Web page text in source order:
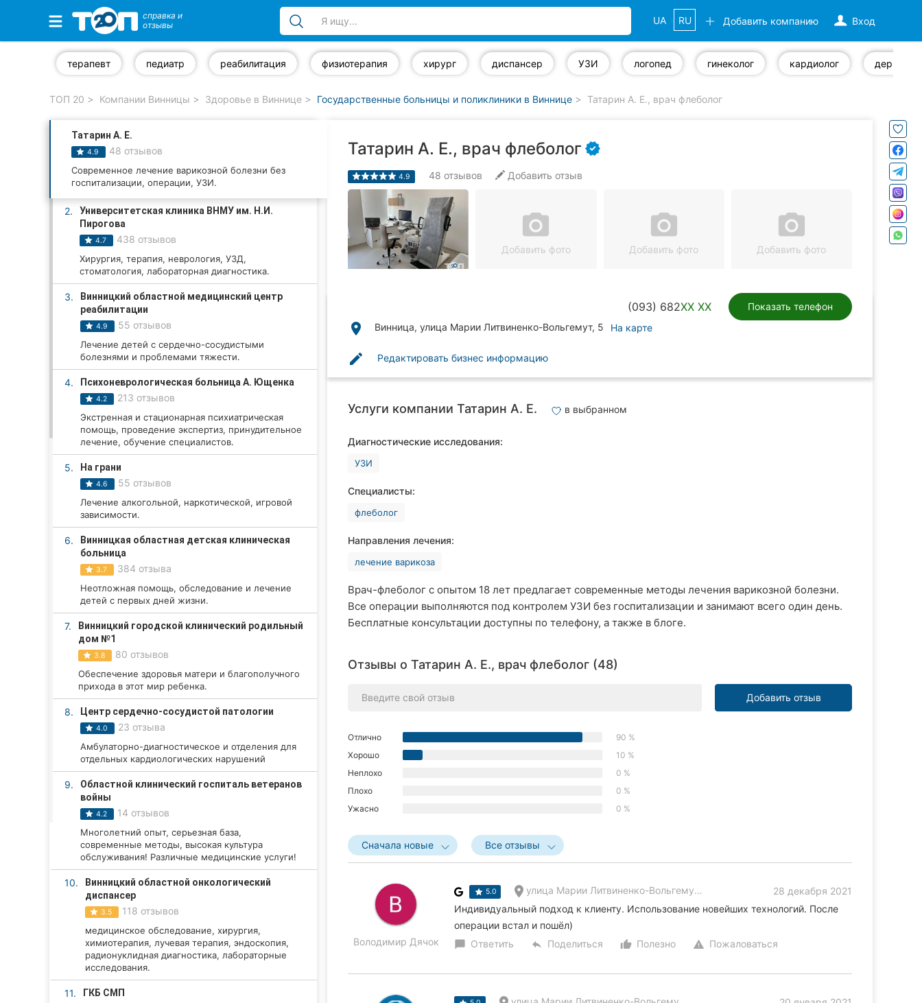
Избранные компании
Стоматологии
Ветеринарные клиники
Частные клиники
Автошколы
Все рубрики
Все города:
Винница
Тернополь
Хмельницкий
Одесса
Кропивницкий
Харьков
Запорожье
Черкассы
Ивано-Франковск
справка и
отзывы
Вход
Добавить компанию
UA RU
терапевт педиатр реабилитация физиотерапия хирург диспансер УЗИ логопед гинеколог кардиолог
ТОП 20 Компании Винницы Здоровье в Виннице Государственные больницы и поликлиники в Виннице Татарин А. Е., врач флеболог
Татарин А. Е.
4.9 48 отзывов
Современное лечение варикозной болезни без
госпитализации, операции, УЗИ.
2.
Университетская клиника ВНМУ им. Н.И.
Пирогова
4.7 438 отзывов
Хирургия, терапия, неврология, УЗД,
стоматология, лабораторная диагностика.
3.
Винницкий областной медицинский центр
реабилитации
4.9 55 отзывов
Лечение детей с сердечно-сосудистыми
болезнями и проблемами тяжести.
4. Психоневрологическая больница А. Ющенка
4.2 213 отзывов
Экстренная и стационарная психиатрическая
помощь, проведение экспертиз, принудительное
лечение, обучение специалистов.
5. На грани
4.6 55 отзывов
Лечение алкогольной, наркотической, игровой
зависимости.
6.
Винницкая областная детская клиническая
больница
3.7 384 отзыва
Неотложная помощь, обследование и лечение
детей с первых дней жизни.
7.
Винницкий городской клинический родильный
дом №1
3.8 80 отзывов
Обеспечение здоровья матери и благополучного
прихода в этот мир ребенка.
8. Центр сердечно-сосудистой патологии
4.0 23 отзыва
Амбулаторно-диагностическое и отделения для
отдельных кардиологических нарушений
9.
Областной клинический госпиталь ветеранов
войны
4.2 14 отзывов
Многолетний опыт, серьезная база,
современные методы, высокая культура
обслуживания! Различные медицинские услуги!
10.
Винницкий областной онкологический
диспансер
3.5 118 отзывов
медицинское обследование, хирургия,
химиотерапия, лучевая терапия, эндоскопия,
радионуклидная диагностика, лабораторные
исследования.
11. ГКБ СМП
Татарин А. Е., врач флеболог
4.9 48 отзывов Добавить отзыв
camera_alt
Добавить фото
camera_alt
Добавить фото
camera_alt
Добавить фото
(093) 682XX XX Показать телефон
place Винница, улица Марии Литвиненко-Вольгемут, 5 На карте
edit Редактировать бизнес информацию
Услуги компании Татарин А. Е. в выбранном
Диагностические исследования:
УЗИ
Специалисты:
флеболог
Направления лечения:
лечение варикоза
Врач-флеболог с опытом 18 лет предлагает современные методы лечения варикозной болезни.
Все операции выполняются под контролем УЗИ без госпитализации и занимают всего один день.
Бесплатные консультации доступны по телефону, а также в блоге.
Отзывы о Татарин А. Е., врач флеболог (48)
Добавить отзыв
Отлично
90 %
Хорошо
10 %
Неплохо
0 %
Плохо
0 %
Ужасно
0 %
Сначала новые Все отзывы
Володимир Дячок
5.0 улица Марии Литвиненко-Вольгемут, 5
28 декабря 2021
Индивидуальный подход к клиенту. Использование новейших технологий. После
операции встал и пошёл)
chat_bubble Ответить reply Поделиться thumb_up_alt
Полезно warning Пожаловаться